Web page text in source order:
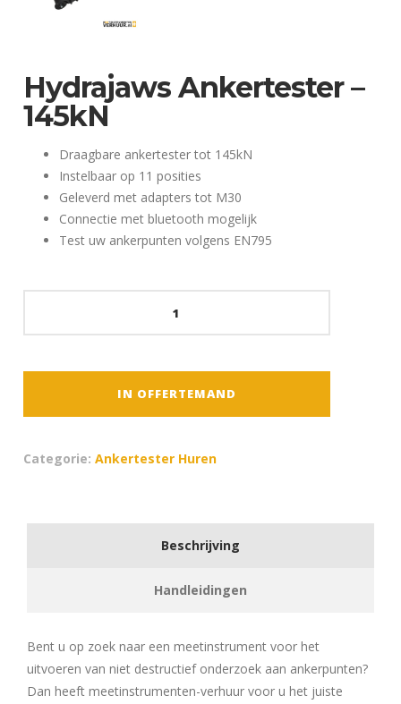
Hydrajaws Ankertester –
145kN
Draagbare ankertester tot 145kN
Instelbaar op 11 posities
Geleverd met adapters tot M30
Connectie met bluetooth mogelijk
Test uw ankerpunten volgens EN795
IN OFFERTEMAND
Categorie:Ankertester Huren
Beschrijving
Handleidingen
Bent u op zoek naar een meetinstrument voor het
uitvoeren van niet destructief onderzoek aan ankerpunten?
Dan heeft meetinstrumenten-verhuur voor u het juiste